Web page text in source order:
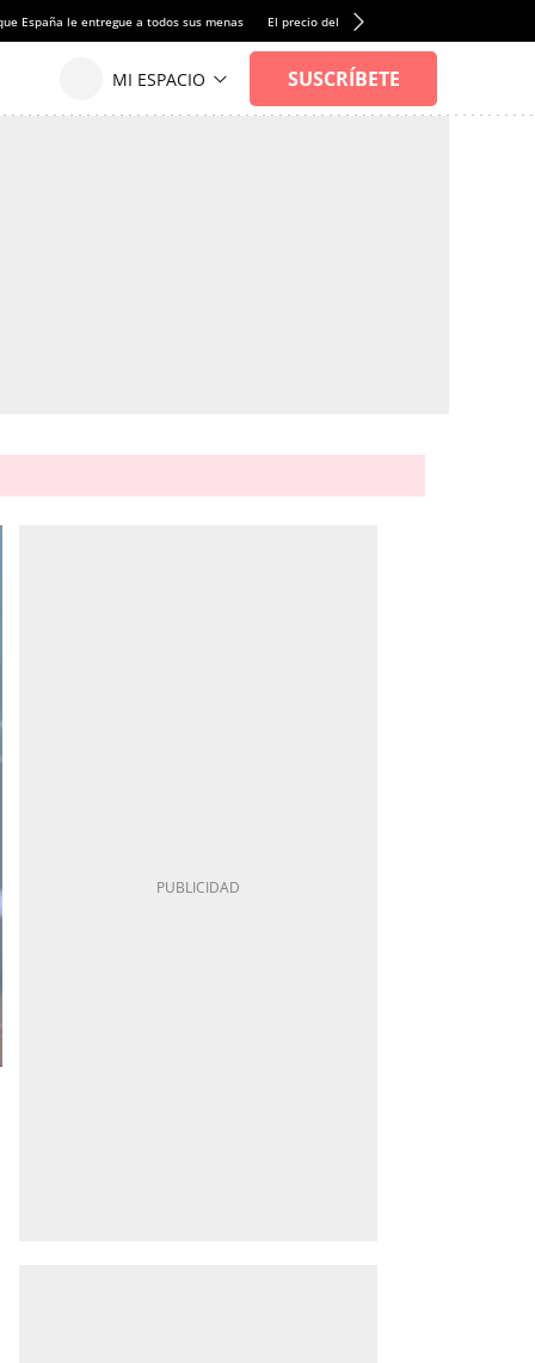
España le entregue a todos sus menas El precio del alquiler de vivienda baja por